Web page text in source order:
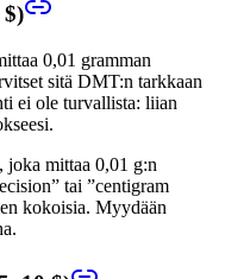
0,01 gramman
sitä DMT:n tarkkaan
ei ole turvallista: liian
joka mittaa 0,01 g:n
tai ”centigram
kokoisia. Myydään